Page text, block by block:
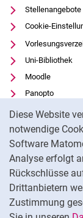
Diese Website
notwendige
Software
Analyse erfolgt
Rückschlüsse
Drittanbietern
Zustimmung
Stellenangebote
Cookie-
Uni-Bibliothek
Moodle
Panopto
Datenschutz
Barrierefreiheit
Transparenter
Impressum
Externer Link:
Facebook
Externer Link:
Instagram